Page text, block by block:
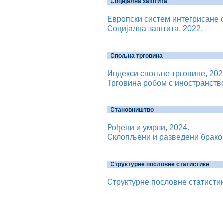
Социјална заштита
Европски систем интегрисане
Социјална заштита, 2022.
Спољна трговина
Индекси спољне трговине,
Трговина робом с
Становништво
Рођени и умрли, 2024.
Склопљени и разведени
Структурне пословне статистике
Структурне пословне